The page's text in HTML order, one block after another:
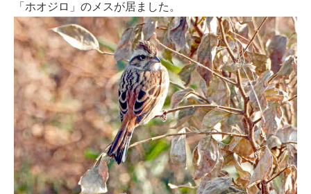
「ホオジロ」のメスが居ました。